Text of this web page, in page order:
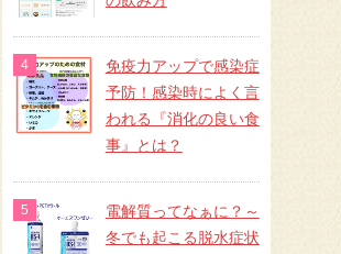
免疫力アップで感染症
予防！感染時によく言
われる『消化の良い食
事』とは？
電解質ってなぁに？～
冬でも起こる脱水症状